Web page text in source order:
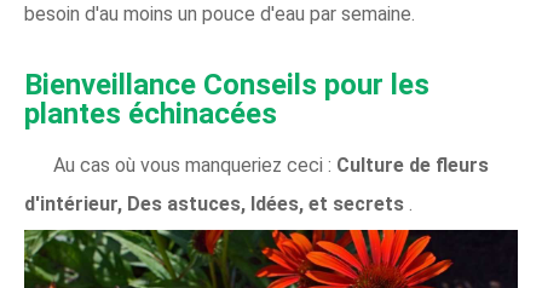
besoin d'au moins un pouce d'eau par semaine.
Bienveillance Conseils pour les
plantes échinacées
Au cas où vous manqueriez ceci : Culture de fleurs
d'intérieur, Des astuces, Idées, et secrets .